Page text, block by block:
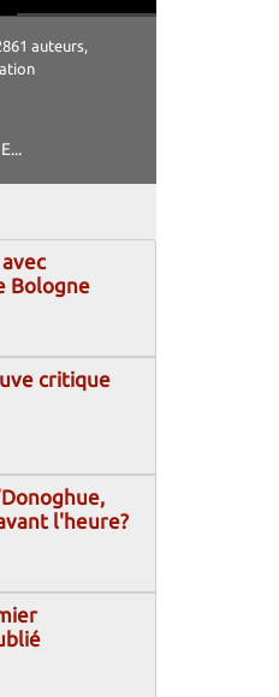
auteurs,
...
Bologne
critique
l'heure?